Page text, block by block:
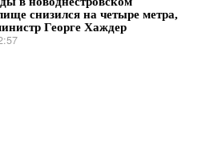
снизился на четыре метра,
Георге Хаждер